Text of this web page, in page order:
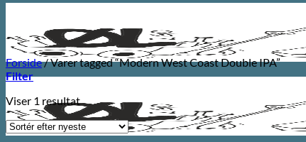
Forside/Varer tagged “Modern West Coast Double IPA”
Filter
Viser 1 resultat